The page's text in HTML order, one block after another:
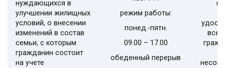
нуждающихся в
улучшении жилищных
условий, о внесении
изменений в состав
семьи, с которым
гражданин состоит
на учете
режим работы:
понед.-пятн.
09.00 – 17.00
обеденный перерыв